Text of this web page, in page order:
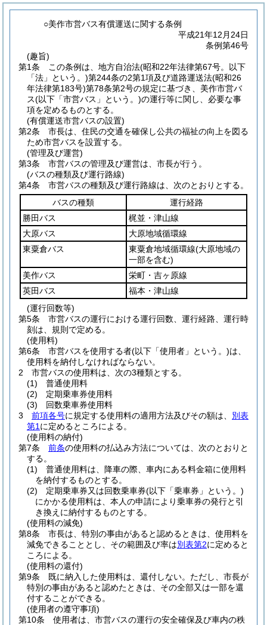
○美作市営バス有償運送に関する条例
平成21年12月24日
条例第46号
(趣旨)
第1条
この条例は、地方自治法(昭和22年法律第67号。以下
「法」という。)第244条の2第1項及び道路運送法(昭和26
年法律第183号)第78条第2号の規定に基づき、美作市営バ
ス(以下「市営バス」という。)の運行等に関し、必要な事
項を定めるものとする。
(有償運送市営バスの設置)
第2条
市長は、住民の交通を確保し公共の福祉の向上を図る
ため市営バスを設置する。
(管理及び運営)
第3条
市営バスの管理及び運営は、市長が行う。
(バスの種類及び運行路線)
第4条
市営バスの種類及び運行路線は、次のとおりとする。
バスの種類
運行経路
勝田バス
梶並・津山線
大原バス
大原地域循環線
東粟倉バス
東粟倉地域循環線(大原地域の
一部を含む)
美作バス
栄町・吉ヶ原線
英田バス
福本・津山線
(運行回数等)
第5条
市営バスの運行における運行回数、運行経路、運行時
刻は、規則で定める。
(使用料)
第6条
市営バスを使用する者(以下「使用者」という。)は、
使用料を納付しなければならない。
2
市営バスの使用料は、次の3種類とする。
(1)
普通使用料
(2)
定期乗車券使用料
(3)
回数乗車券使用料
3
前項各号に規定する使用料の適用方法及びその額は、 別表
第1 に定めるところによる。
(使用料の納付)
第7条
前条の使用料の払込み方法については、次のとおりと
する。
(1)
普通使用料は、降車の際、車内にある料金箱に使用料
を納付するものとする。
(2)
定期乗車券又は回数乗車券(以下「乗車券」という。)
にかかる使用料は、本人の申請により乗車券の発行と引
き換えに納付するものとする。
(使用料の減免)
第8条
市長は、特別の事由があると認めるときは、使用料を
減免できることとし、その範囲及び率は別表第2に定めると
ころによる。
(使用料の還付)
第9条
既に納入した使用料は、還付しない。 ただし、市長が
特別の事由があると認めたときは、その全部又は一部を還
付することができる。
(使用者の遵守事項)
第10条
使用者は、市営バスの運行の安全確保及び車内の秩